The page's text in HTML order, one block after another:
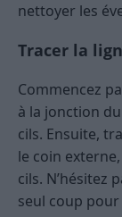
nettoyer les
Tracer la
Commencez
à la jonction
cils. Ensuite,
le coin
cils. N’hésitez
seul coup